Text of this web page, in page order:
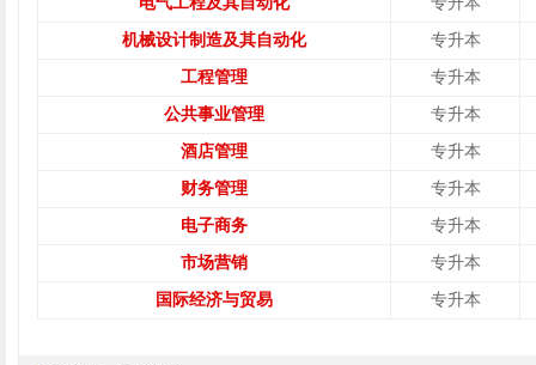
机械设计制造及其自动化 专升本
工程管理 专升本
公共事业管理 专升本
酒店管理 专升本
财务管理 专升本
电子商务 专升本
市场营销 专升本
国际经济与贸易 专升本